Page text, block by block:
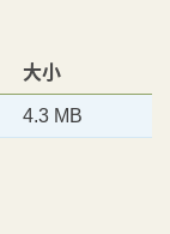
大小
4.3 MB